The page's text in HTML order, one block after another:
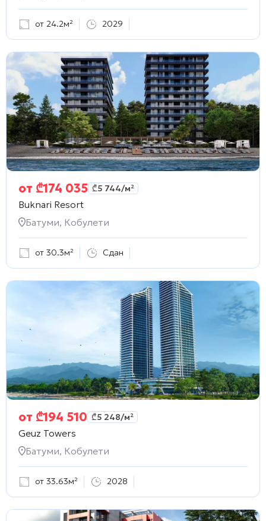
от 24.2м² 2029
от ₾174 035 ₾5 744/м²
Buknari Resort
Батуми, Кобулети
от 30.3м² Сдан
от ₾194 510 ₾5 248/м²
Geuz Towers
Батуми, Кобулети
от 33.63м² 2028